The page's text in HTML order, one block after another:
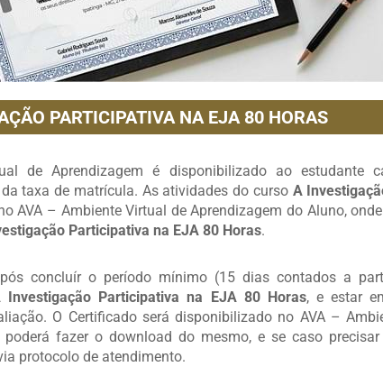
PARTICIPATIVA NA EJA 80 HORAS
de Aprendizagem é disponibilizado ao estudante
taxa de matrícula. As atividades do curso A
AVA – Ambiente Virtual de Aprendizagem do Aluno,
Participativa na EJA 80 Horas.
concluír o período mínimo (15 dias contados a
Investigação Participativa na EJA 80 Horas, e estar
O Certificado será disponibilizado no AVA –
fazer o download do mesmo, e se caso
protocolo de atendimento.